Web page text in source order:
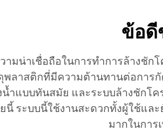
ข้อ
ามน่าเชื่อถือในการทำการล้างชั
พลาสติกที่มีความต้านทานต่อการ
ำแบบทันสมัย และระบบล้างชักโ
ระบบนี้ใช้งานสะดวกทั้งผู้ใช้แล
มากในการ